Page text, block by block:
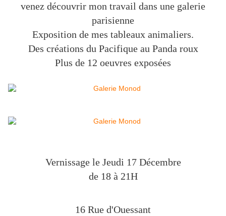
venez découvrir mon travail dans une galerie
parisienne
Exposition de mes tableaux animaliers.
Des créations du Pacifique au Panda roux
Plus de 12 oeuvres exposées
Vernissage le Jeudi 17 Décembre
de 18 à 21H
16 Rue d'Ouessant